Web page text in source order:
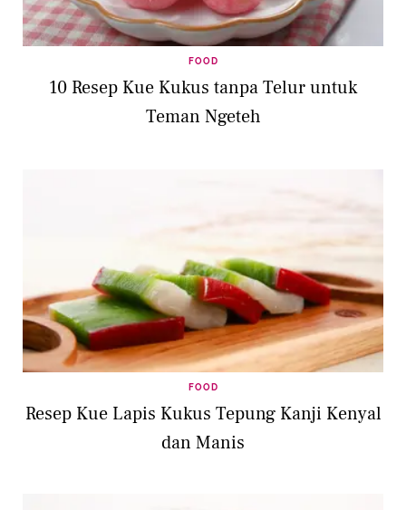
FOOD
10 Resep Kue Kukus tanpa Telur untuk
Teman Ngeteh
FOOD
Resep Kue Lapis Kukus Tepung Kanji Kenyal
dan Manis